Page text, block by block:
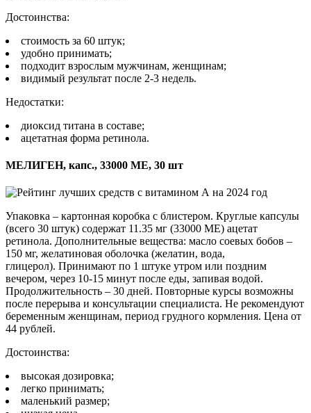
Достоинства:
стоимость за 60 штук;
удобно принимать;
подходит взрослым мужчинам, женщинам;
видимый результат после 2-3 недель.
Недостатки:
диоксид титана в составе;
ацетатная форма ретинола.
МЕЛИГЕН, капс., 33000 МЕ, 30 шт
Упаковка – картонная коробка с блистером. Круглые капсулы
(всего 30 штук) содержат 11.35 мг (33000 МЕ) ацетат
ретинола. Дополнительные вещества: масло соевых бобов –
150 мг, желатиновая оболочка (желатин, вода,
глицерол). Принимают по 1 штуке утром или поздним
вечером, через 10-15 минут после еды, запивая водой.
Продолжительность – 30 дней. Повторные курсы возможны
после перерыва и консультации специалиста. Не рекомендуют
беременным женщинам, период грудного кормления. Цена от
44 рублей.
Достоинства:
высокая дозировка;
легко принимать;
маленький размер;